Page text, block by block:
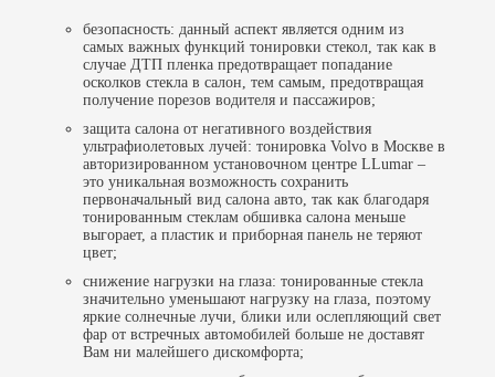
безопасность: данный аспект является одним из
самых важных функций тонировки стекол, так как в
случае ДТП пленка предотвращает попадание
осколков стекла в салон, тем самым, предотвращая
получение порезов водителя и пассажиров;
защита салона от негативного воздействия
ультрафиолетовых лучей: тонировка Volvo в Москве в
авторизированном установочном центре LLumar –
это уникальная возможность сохранить
первоначальный вид салона авто, так как благодаря
тонированным стеклам обшивка салона меньше
выгорает, а пластик и приборная панель не теряют
цвет;
снижение нагрузки на глаза: тонированные стекла
значительно уменьшают нагрузку на глаза, поэтому
яркие солнечные лучи, блики или ослепляющий свет
фар от встречных автомобилей больше не доставят
Вам ни малейшего дискомфорта;